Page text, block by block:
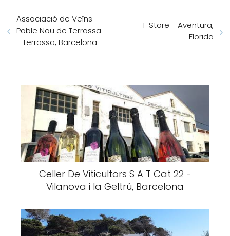
Associació de Veïns
Poble Nou de Terrassa
- Terrassa, Barcelona
I-Store - Aventura,
Florida
Celler De Viticultors S A T Cat 22 -
Vilanova i la Geltrú, Barcelona